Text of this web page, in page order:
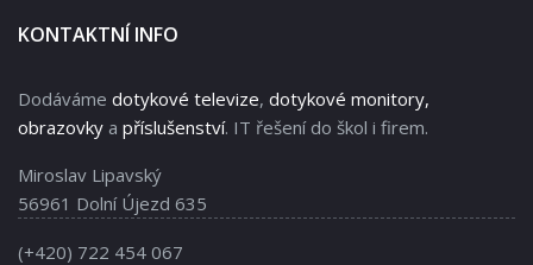
KONTAKTNÍ INFO
Dodáváme dotykové televize, dotykové monitory,
obrazovky a příslušenství. IT řešení do škol i firem.
Miroslav Lipavský
56961 Dolní Újezd 635
(+420) 722 454 067